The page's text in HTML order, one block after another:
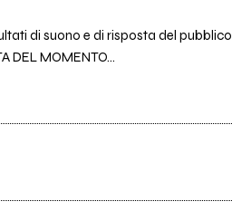
di suono e di risposta del pubblico
DEL MOMENTO...